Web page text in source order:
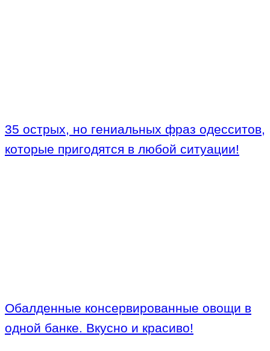
35 острых, но гениальных фраз одесситов,
которые пригодятся в любой ситуации!
Обалденные консервированные овощи в
одной банке. Вкусно и красиво!